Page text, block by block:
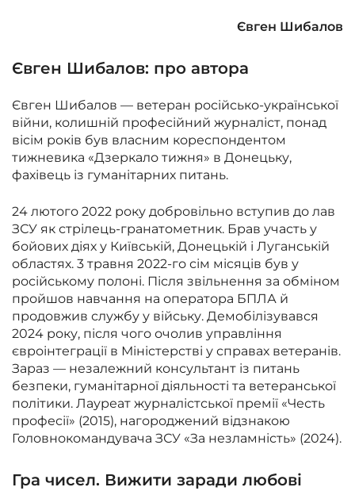
Євген Шибалов
Євген Шибалов: про автора
Євген Шибалов — ветеран російсько-української
війни, колишній професійний журналіст, понад
вісім років був власним кореспондентом
тижневика «Дзеркало тижня» в Донецьку,
фахівець із гуманітарних питань.
24 лютого 2022 року добровільно вступив до лав
ЗСУ як стрілець-гранатометник. Брав участь у
бойових діях у Київській, Донецькій і Луганській
областях. 3 травня 2022-го сім місяців був у
російському полоні. Після звільнення за обміном
пройшов навчання на оператора БПЛА й
продовжив службу у війську. Демобілізувався
2024 року, після чого очолив управління
євроінтеграції в Міністерстві у справах ветеранів.
Зараз — незалежний консультант із питань
безпеки, гуманітарної діяльності та ветеранської
політики. Лауреат журналістської премії «Честь
професії» (2015), нагороджений відзнакою
Головнокомандувача ЗСУ «За незламність» (2024).
Гра чисел. Вижити заради любові